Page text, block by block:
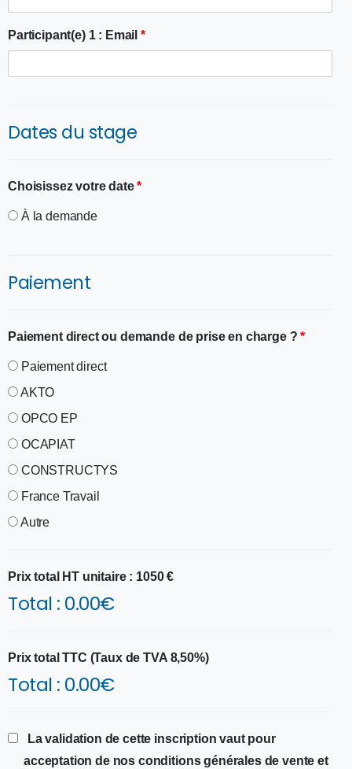
Participant(e) 1 : Email *
Dates du stage
Choisissez votre date*
À la demande
Paiement
Paiement direct ou demande de prise en charge ?*
Paiement direct
AKTO
OPCO EP
OCAPIAT
CONSTRUCTYS
France Travail
Autre
Prix total HT unitaire : 1050 €
Total : 0.00€
Prix total TTC (Taux de TVA 8,50%)
Total : 0.00€
La validation de cette inscription vaut pour
acceptation de nos conditions générales de vente et